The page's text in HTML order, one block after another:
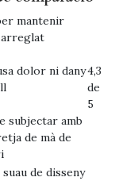
mantenir
dolor ni dany
subjectar amb
de mà de
4,3
de
5
suau de disseny